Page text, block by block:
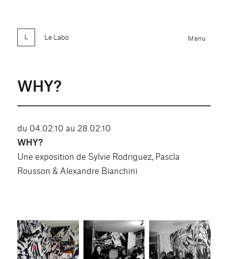
Le Labo Menu
WHY?
du 04.02.10 au 28.02.10
WHY?
Une exposition de Sylvie Rodriguez, Pascla
Rousson & Alexandre Bianchini